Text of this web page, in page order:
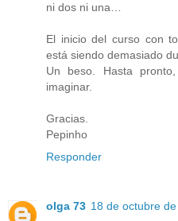
ni dos ni una…
El inicio del curso con
está siendo demasiado
Un beso. Hasta
imaginar.
Gracias.
Pepinho
Responder
olga 73 18 de octubre